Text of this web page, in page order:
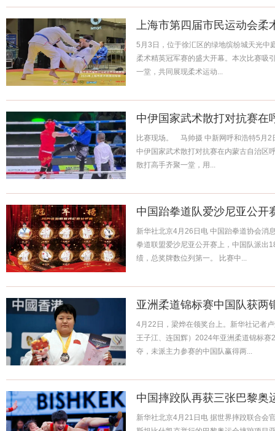
上海市第四届市民运动会柔
5月3日，位于徐汇区的绿地缤纷城天光中
柔术精英冠军赛的盛大开幕。本次比赛吸
一堂，共同展现柔术运动...
中伊国家武术散打对抗赛在
比赛现场。 马帅摄 中新网呼和浩特5月2
中伊国家武术散打对抗赛在内蒙古自治区
散打高手齐聚一堂，用...
中国跆拳道队爱沙尼亚公开
新华社北京4月26日电 中国跆拳道协会消
拳道联盟爱沙尼亚公开赛上，中国队派出
绩，总奖牌数位列第一。 比赛中...
亚洲柔道锦标赛中国队获两
4月22日，梁烨在领奖台上。新华社记者
王子江、连国辉）2024年亚洲柔道锦标
夺，未派主力参赛的中国队赢得两...
中国摔跤队再获三张巴黎奥
新华社北京4月21日电 据世界摔跤联合会